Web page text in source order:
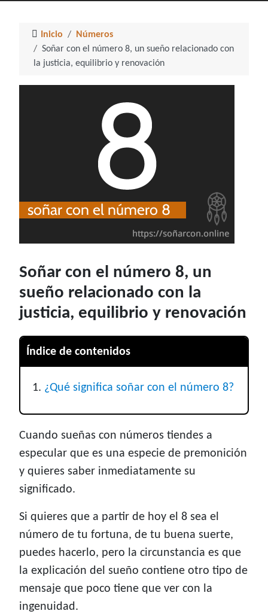
Inicio
Números
Soñar con el número 8, un sueño relacionado con
la justicia, equilibrio y renovación
Soñar con el número 8, un
sueño relacionado con la
justicia, equilibrio y renovación
Índice de contenidos
¿Qué significa soñar con el número 8?
Cuando sueñas con números tiendes a
especular que es una especie de premonición
y quieres saber inmediatamente su
significado.
Si quieres que a partir de hoy el 8 sea el
número de tu fortuna, de tu buena suerte,
puedes hacerlo, pero la circunstancia es que
la explicación del sueño contiene otro tipo de
mensaje que poco tiene que ver con la
ingenuidad.